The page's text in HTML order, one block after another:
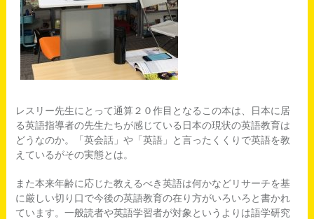
レスリー先生にとって通算２０作目となるこの本は、日本に居
る英語指導者の先生たちが感じている日本の現状の英語教育は
どうなのか。「英会話」や「英語」と言ったくくりで英語を教
えているがその実態とは。
また本来年齢に応じた教えるべき英語は何かなどリサーチを基
に厳しい切り口で今後の英語教育の在り方がいろいろと書かれ
ています。一般読者や英語学習者が対象というよりは語学研究